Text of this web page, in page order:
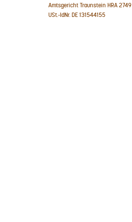
Amtsgericht Traunstein HRA 2749
USt.-IdNr. DE 131544155